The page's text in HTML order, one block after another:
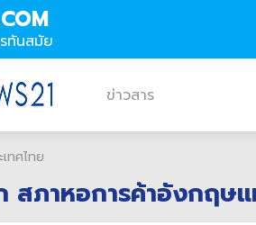
ทันสมัย
ข่าวสาร
ทศไทย
ภาหอการค้าอังกฤษแ